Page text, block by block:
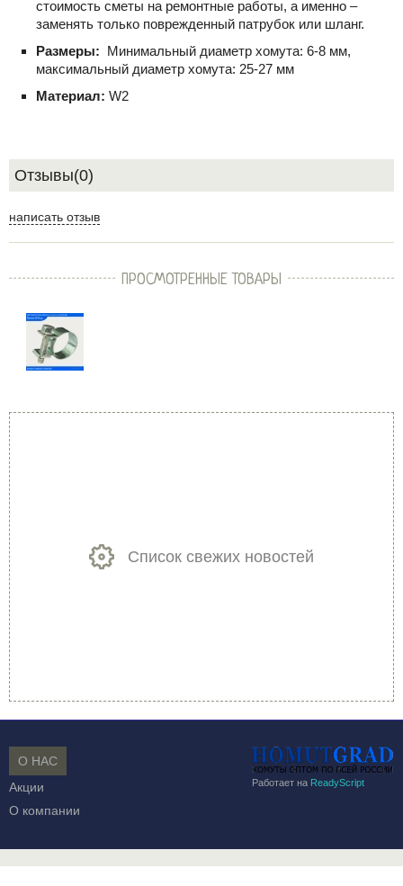
стоимость сметы на ремонтные работы, а именно –
заменять только поврежденный патрубок или шланг.
Размеры: Минимальный диаметр хомута: 6-8 мм,
максимальный диаметр хомута: 25-27 мм
Материал: W2
Отзывы(0)
написать отзыв
ПРОСМОТРЕННЫЕ ТОВАРЫ
Список свежих новостей
Работает на ReadyScript
О НАС
Акции
О компании